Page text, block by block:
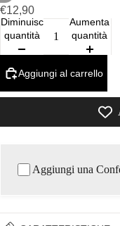
€12,90
Diminuisci
quantità
Aumenta
quantità
Aggiungi al carrello
Aggiungi una